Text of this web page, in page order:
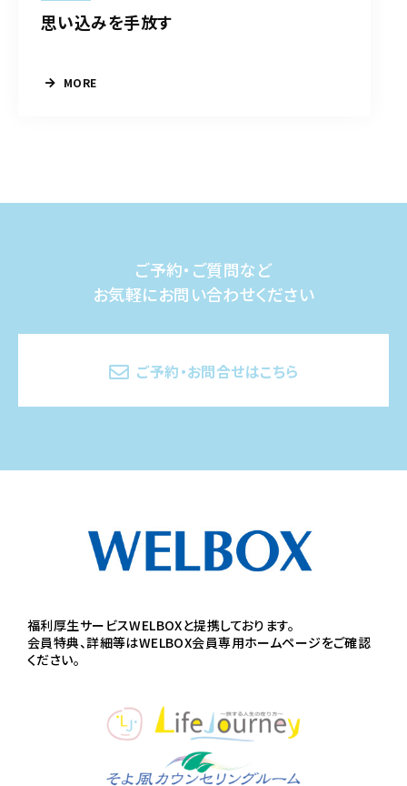
思い込みを手放す
MORE
ご予約・ご質問など
お気軽にお問い合わせください
ご予約・お問合せはこちら
福利厚生サービスWELBOXと提携しております。
会員特典、詳細等はWELBOX会員専用ホームページをご確認
ください。